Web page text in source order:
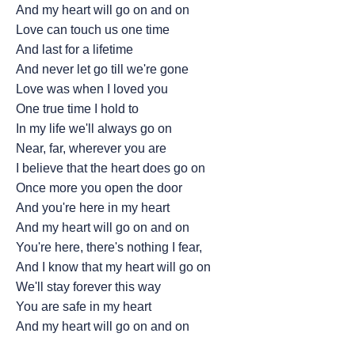
And my heart will go on and on
Love can touch us one time
And last for a lifetime
And never let go till we're gone
Love was when I loved you
One true time I hold to
In my life we'll always go on
Near, far, wherever you are
I believe that the heart does go on
Once more you open the door
And you're here in my heart
And my heart will go on and on
You're here, there's nothing I fear,
And I know that my heart will go on
We'll stay forever this way
You are safe in my heart
And my heart will go on and on